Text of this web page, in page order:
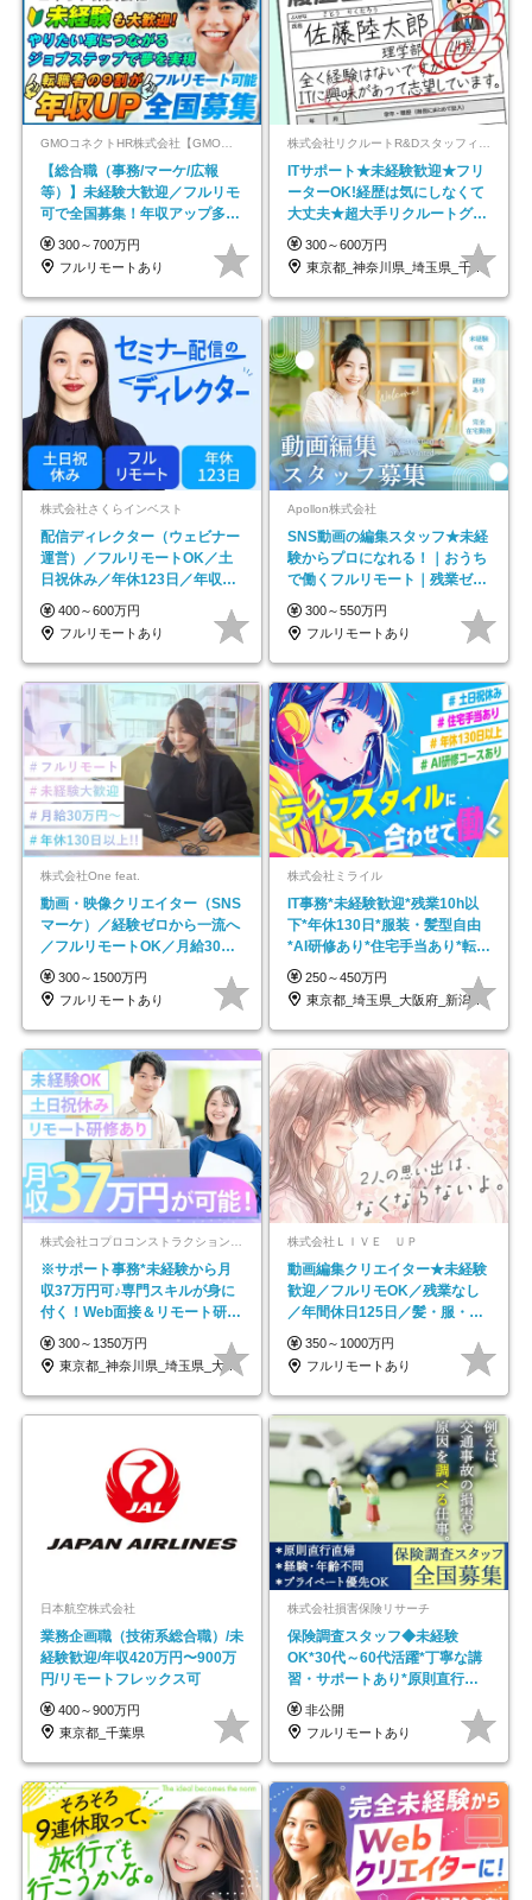
GMOコネクトHR株式会社【GMOインターネットグループ】
【総合職（事務/マーケ/広報
等）】未経験大歓迎／フルリモ
可で全国募集！年収アップ多数
★年休最大130日★
300～700万円
フルリモートあり
ITサポート★未経験歓迎★フリ
ーターOK!経歴は気にしなくて
大丈夫★超大手リクルートグル
ープの正社員/sg
300～600万円
東京都_神奈川県_埼玉県_千葉県_大阪府…
株式会社さくらインベスト
配信ディレクター（ウェビナー
運営）／フルリモートOK／土
日祝休み／年休123日／年収
600万円可
400～600万円
フルリモートあり
Apollon株式会社
SNS動画の編集スタッフ★未経
験からプロになれる！｜おうち
で働くフルリモート｜残業ゼロ
で18時退勤◎
300～550万円
フルリモートあり
株式会社One feat.
動画・映像クリエイター（SNS
マーケ）／経験ゼロから一流へ
／フルリモートOK／月給30万
円～／年休130日以上
300～1500万円
フルリモートあり
株式会社ミライル
IT事務*未経験歓迎*残業10h以
下*年休130日*服装・髪型自由
*AI研修あり*住宅手当あり*転勤
なし
250～450万円
東京都_埼玉県_大阪府_新潟県_福岡県
※サポート事務*未経験から月
収37万円可♪専門スキルが身に
付く！Web面接＆リモート研修
も充実♪/a
300～1350万円
東京都_神奈川県_埼玉県_大阪府_愛知県…
株式会社ＬＩＶＥ ＵＰ
動画編集クリエイター★未経験
歓迎／フルリモOK／残業なし
／年間休日125日／髪・服・ネ
イル自由／研修充実で安心
350～1000万円
フルリモートあり
日本航空株式会社
業務企画職（技術系総合職）/未
経験歓迎/年収420万円〜900万
円/リモートフレックス可
400～900万円
東京都_千葉県
株式会社損害保険リサーチ
保険調査スタッフ◆未経験
OK*30代～60代活躍*丁寧な講
習・サポートあり*原則直行直
帰／全国募集・業務委託
非公開
フルリモートあり